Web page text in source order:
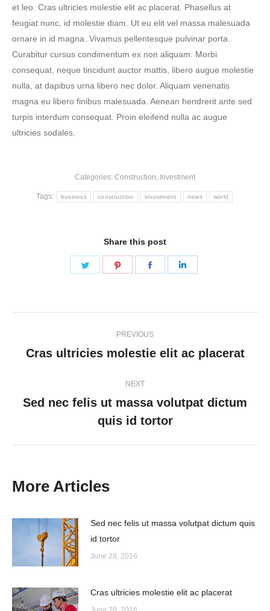
et leo. Cras ultricies molestie elit ac placerat. Phasellus at
feugiat nunc, id molestie diam. Ut eu elit vel massa malesuada
ornare in id magna. Vivamus pellentesque pulvinar porta.
Curabitur cursus condimentum ex non aliquam. Morbi
consequat, neque tincidunt auctor mattis, libero augue molestie
nulla, at dapibus urna libero nec dolor. Aliquam venenatis
magna eu libero finibus malesuada. Aenean hendrerit ante sed
turpis interdum consequat. Proin eleifend nulla ac augue
ultricies sodales.
Categories: Construction, Investment
Tags: business construction investment news world
Share this post
Share
Share
navigation
PREVIOUS
Previous
Cras ultricies molestie elit ac placerat
NEXT
post:
Sed nec felis ut massa volutpat dictum
quis id tortor
More Articles
Sed nec felis ut massa volutpat dictum quis
id tortor
June 28, 2016
Cras ultricies molestie elit ac placerat